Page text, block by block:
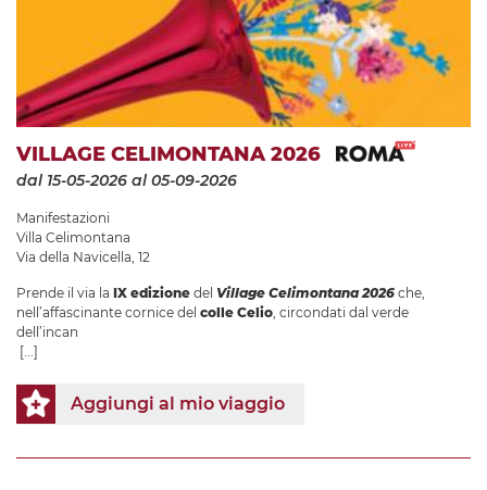
VILLAGE CELIMONTANA 2026
dal 15-05-2026 al 05-09-2026
Manifestazioni
Villa Celimontana
Via della Navicella, 12
Prende il via la IX edizione del Village Celimontana 2026 che,
nell’affascinante cornice del colle Celio, circondati dal verde
dell’incan
[...]
Aggiungi al mio viaggio